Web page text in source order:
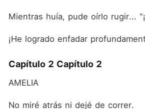
Mientras huía, pude oírlo rugir...
¡He logrado enfadar
Capítulo 2 Capítulo 2
AMELIA
No miré atrás ni dejé de correr.